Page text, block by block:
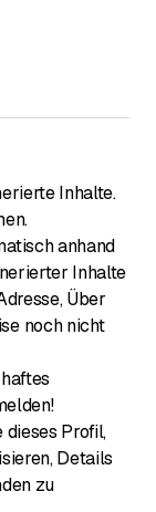
Inhalte.
anhand
Inhalte
Über
noch nicht
dieses Profil,
Details
zu